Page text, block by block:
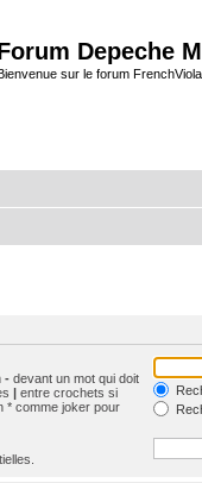
Depeche
sur le forum
- devant un mot qui doit
| entre crochets si
* comme joker pour